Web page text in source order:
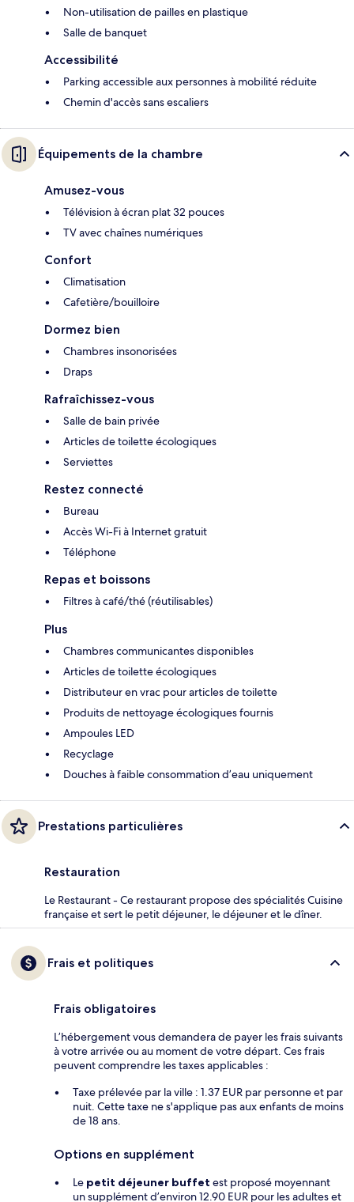
Non-utilisation de pailles en plastique
Salle de banquet
Accessibilité
Parking accessible aux personnes à mobilité réduite
Chemin d'accès sans escaliers
Équipements de la chambre
Amusez-vous
Télévision à écran plat 32 pouces
TV avec chaînes numériques
Confort
Climatisation
Cafetière/bouilloire
Dormez bien
Chambres insonorisées
Draps
Rafraîchissez-vous
Salle de bain privée
Articles de toilette écologiques
Serviettes
Restez connecté
Bureau
Accès Wi-Fi à Internet gratuit
Téléphone
Repas et boissons
Filtres à café/thé (réutilisables)
Plus
Chambres communicantes disponibles
Articles de toilette écologiques
Distributeur en vrac pour articles de toilette
Produits de nettoyage écologiques fournis
Ampoules LED
Recyclage
Douches à faible consommation d’eau uniquement
Prestations particulières
Restauration
Le Restaurant - Ce restaurant propose des spécialités Cuisine
française et sert le petit déjeuner, le déjeuner et le dîner.
Frais et politiques
Frais obligatoires
L’hébergement vous demandera de payer les frais suivants
à votre arrivée ou au moment de votre départ. Ces frais
peuvent comprendre les taxes applicables :
Taxe prélevée par la ville : 1.37 EUR par personne et par
nuit. Cette taxe ne s'applique pas aux enfants de moins
de 18 ans.
Options en supplément
Le petit déjeuner buffet est proposé moyennant
un supplément d’environ 12.90 EUR pour les adultes et